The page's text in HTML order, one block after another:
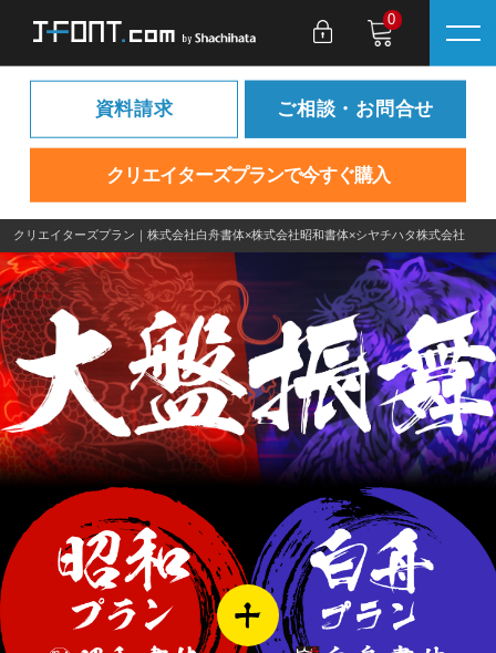
資料請求 ご相談・お問合せ
クリエイターズプランで今すぐ購入
0
クリエイターズプラン｜株式会社白舟書体×株式会社昭和書体×シヤチハタ株式会社